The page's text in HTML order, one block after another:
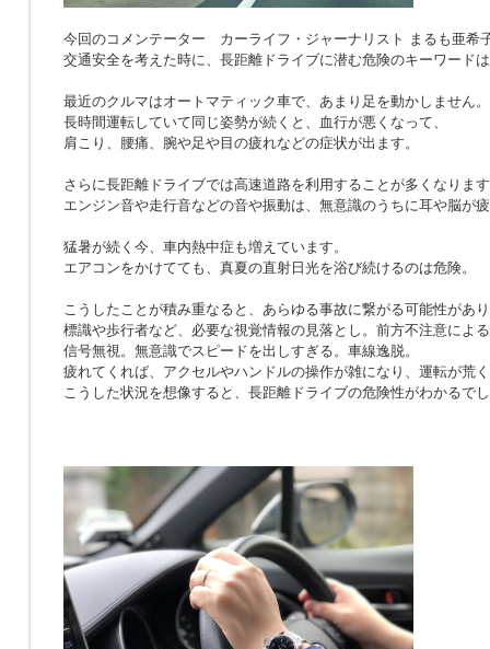
今回のコメンテーター カーライフ・ジャーナリスト まるも亜希
交通安全を考えた時に、長距離ドライブに潜む危険のキーワード
最近のクルマはオートマティック車で、あまり足を動かしません。
長時間運転していて同じ姿勢が続くと、血行が悪くなって、
肩こり、腰痛、腕や足や目の疲れなどの症状が出ます。
さらに長距離ドライブでは高速道路を利用することが多くなりま
エンジン音や走行音などの音や振動は、無意識のうちに耳や脳が
猛暑が続く今、車内熱中症も増えています。
エアコンをかけてても、真夏の直射日光を浴び続けるのは危険。
こうしたことが積み重なると、あらゆる事故に繋がる可能性があ
標識や歩行者など、必要な視覚情報の見落とし。前方不注意によ
信号無視。無意識でスピードを出しすぎる。車線逸脱。
疲れてくれば、アクセルやハンドルの操作が雑になり、運転が荒
こうした状況を想像すると、長距離ドライブの危険性がわかるで